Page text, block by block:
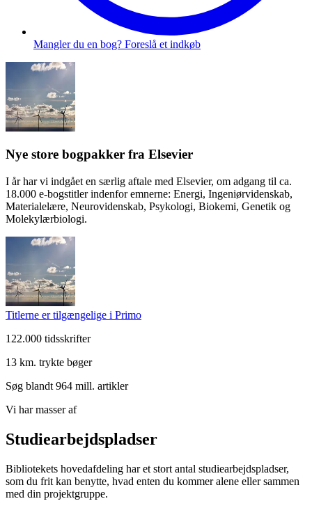
Mangler du en bog? Foreslå et indkøb
Nye store bogpakker fra Elsevier
I år har vi indgået en særlig aftale med Elsevier, om adgang til ca.
18.000 e-bogstitler indenfor emnerne: Energi, Ingeniørvidenskab,
Materialelære, Neurovidenskab, Psykologi, Biokemi, Genetik og
Molekylærbiologi.
Titlerne er tilgængelige i Primo
122.000 tidsskrifter
13 km. trykte bøger
Søg blandt 964 mill. artikler
Vi har masser af
Studie­arbejds­pladser
Bibliotekets hovedafdeling har et stort antal studiearbejdspladser,
som du frit kan benytte, hvad enten du kommer alene eller sammen
med din projektgruppe.